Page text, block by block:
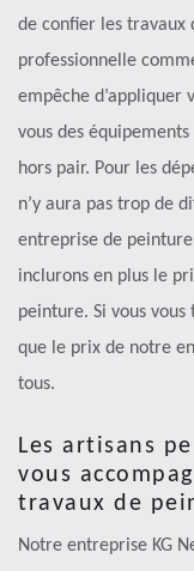
de confier les travaux
professionnelle
empêche d’appliquer
vous des
hors pair. Pour les
n’y aura pas trop de
entreprise de
inclurons en plus le
peinture. Si vous
que le prix de notre
tous.
Les artisans
vous
travaux de
Notre entreprise KG